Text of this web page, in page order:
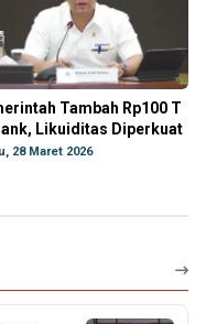
Tambah Rp100 T
Likuiditas Diperkuat
28 Maret 2026